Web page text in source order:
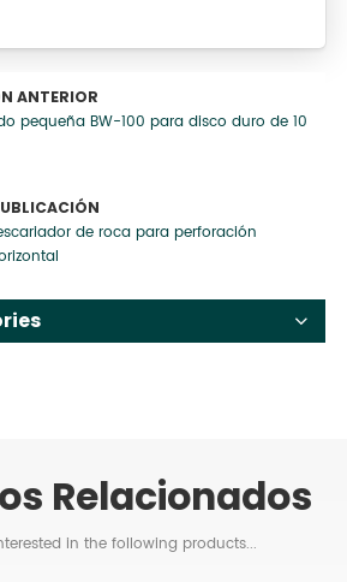
ANTERIOR
pequeña BW-100 para disco duro de 10
de roca para perforación
Relacionados
in the following products...